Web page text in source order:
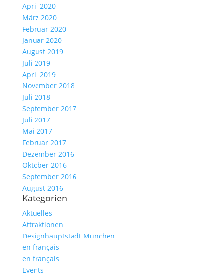
April 2020
März 2020
Februar 2020
Januar 2020
August 2019
Juli 2019
April 2019
November 2018
Juli 2018
September 2017
Juli 2017
Mai 2017
Februar 2017
Dezember 2016
Oktober 2016
September 2016
August 2016
Kategorien
Aktuelles
Attraktionen
Designhauptstadt München
en français
en français
Events